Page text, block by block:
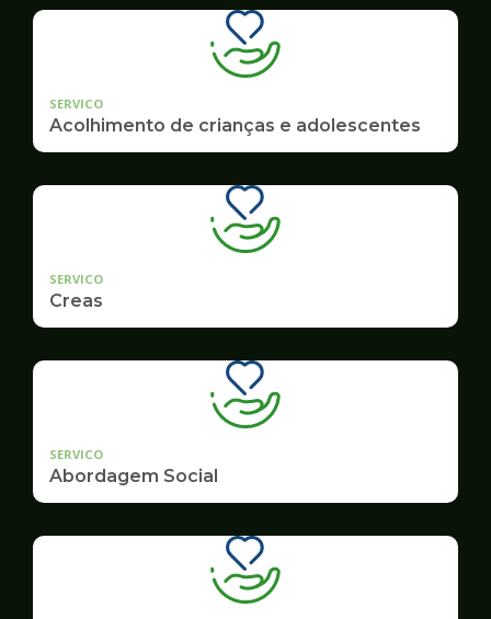
SERVICO
Acolhimento de crianças e adolescentes
SERVICO
Creas
SERVICO
Abordagem Social